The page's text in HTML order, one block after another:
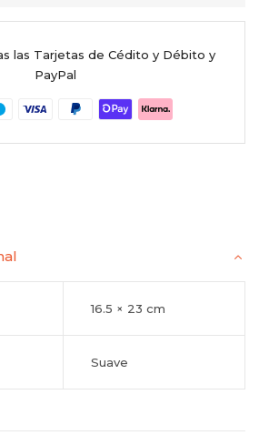
las Tarjetas de Cédito y Débito y
PayPal
16.5 × 23 cm
Suave